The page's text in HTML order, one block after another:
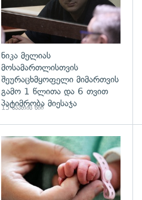
ნიკა მელიას
მოსამართლისთვის
შეურაცხმყოფელი მიმართვის
გამო 1 წლითა და 6 თვით
პატიმრობა მიესაჯა
15 საათის წინ